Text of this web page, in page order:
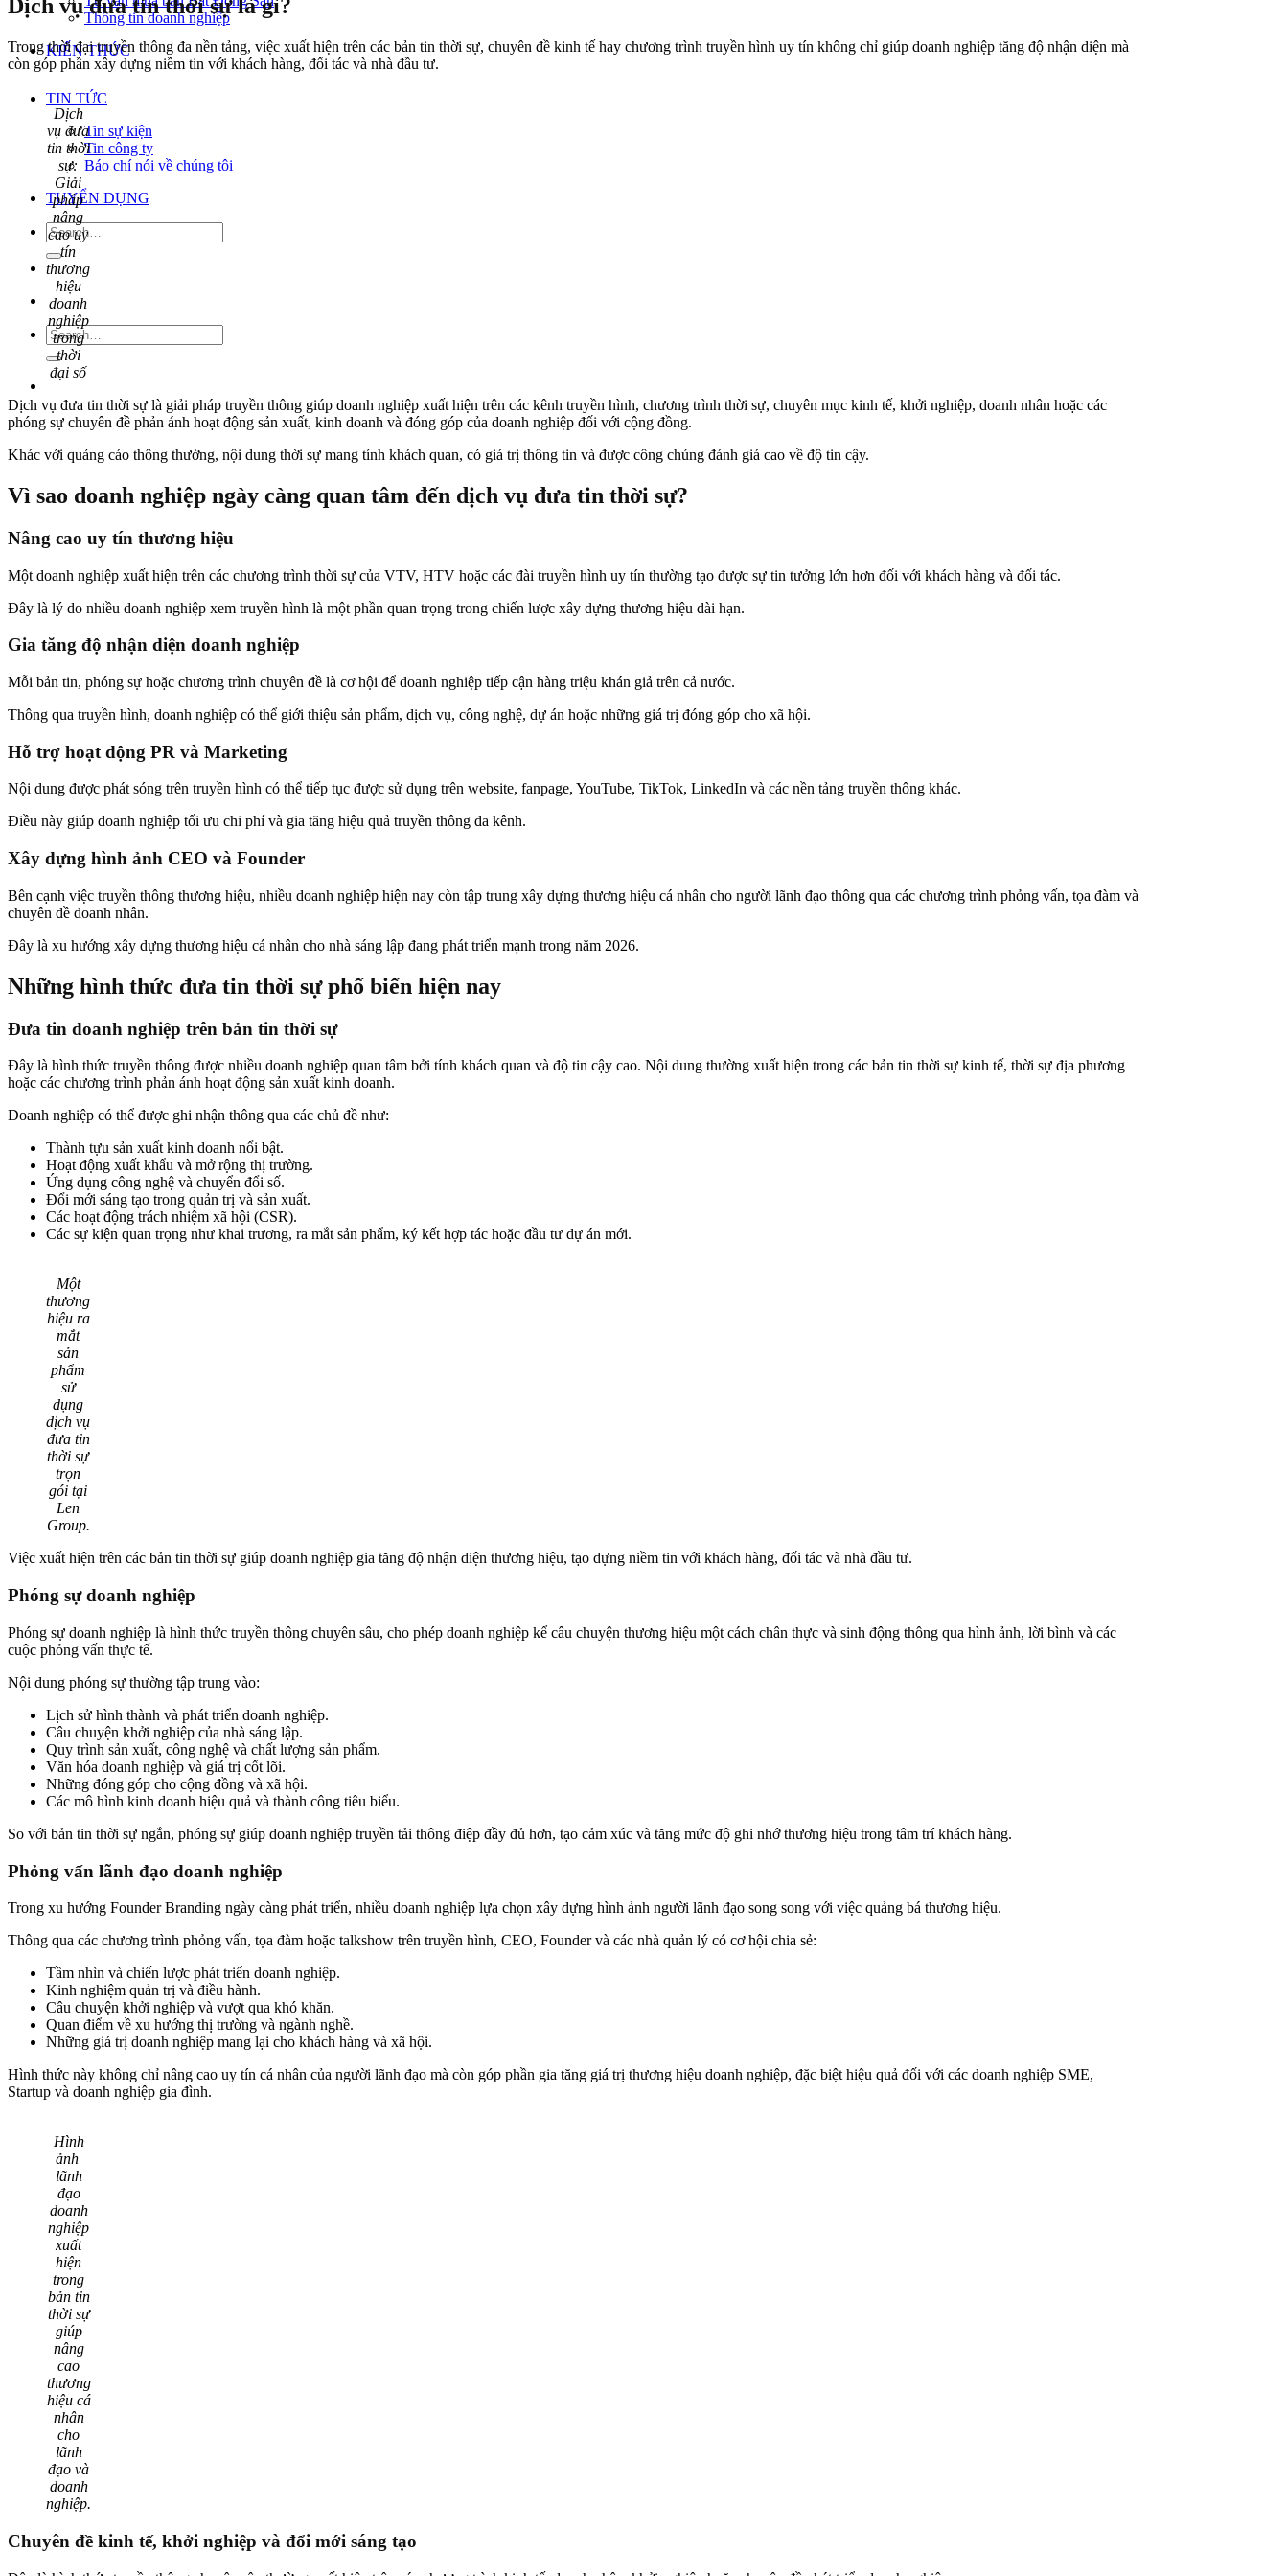
Thông tin doanh nghiệp
KIẾN THỨC
TIN TỨC
Tin sự kiện
Tin công ty
Báo chí nói về chúng tôi
TUYỂN DỤNG
Dịch vụ đưa tin thời sự là gì?
Trong thời đại truyền thông đa nền tảng, việc xuất hiện trên các bản tin thời sự, chuyên đề kinh tế hay chương trình truyền hình uy tín không chỉ giúp doanh nghiệp tăng độ nhận diện mà
còn góp phần xây dựng niềm tin với khách hàng, đối tác và nhà đầu tư.
Dịch
vụ đưa
tin thời
sự:
Giải
pháp
nâng
cao uy
tín
thương
hiệu
doanh
nghiệp
trong
thời
đại số
Dịch vụ đưa tin thời sự là giải pháp truyền thông giúp doanh nghiệp xuất hiện trên các kênh truyền hình, chương trình thời sự, chuyên mục kinh tế, khởi nghiệp, doanh nhân hoặc các
phóng sự chuyên đề phản ánh hoạt động sản xuất, kinh doanh và đóng góp của doanh nghiệp đối với cộng đồng.
Khác với quảng cáo thông thường, nội dung thời sự mang tính khách quan, có giá trị thông tin và được công chúng đánh giá cao về độ tin cậy.
Vì sao doanh nghiệp ngày càng quan tâm đến dịch vụ đưa tin thời sự?
Nâng cao uy tín thương hiệu
Một doanh nghiệp xuất hiện trên các chương trình thời sự của VTV, HTV hoặc các đài truyền hình uy tín thường tạo được sự tin tưởng lớn hơn đối với khách hàng và đối tác.
Đây là lý do nhiều doanh nghiệp xem truyền hình là một phần quan trọng trong chiến lược xây dựng thương hiệu dài hạn.
Gia tăng độ nhận diện doanh nghiệp
Mỗi bản tin, phóng sự hoặc chương trình chuyên đề là cơ hội để doanh nghiệp tiếp cận hàng triệu khán giả trên cả nước.
Thông qua truyền hình, doanh nghiệp có thể giới thiệu sản phẩm, dịch vụ, công nghệ, dự án hoặc những giá trị đóng góp cho xã hội.
Hỗ trợ hoạt động PR và Marketing
Nội dung được phát sóng trên truyền hình có thể tiếp tục được sử dụng trên website, fanpage, YouTube, TikTok, LinkedIn và các nền tảng truyền thông khác.
Điều này giúp doanh nghiệp tối ưu chi phí và gia tăng hiệu quả truyền thông đa kênh.
Xây dựng hình ảnh CEO và Founder
Bên cạnh việc truyền thông thương hiệu, nhiều doanh nghiệp hiện nay còn tập trung xây dựng thương hiệu cá nhân cho người lãnh đạo thông qua các chương trình phỏng vấn, tọa đàm và
chuyên đề doanh nhân.
Đây là xu hướng xây dựng thương hiệu cá nhân cho nhà sáng lập đang phát triển mạnh trong năm 2026.
Những hình thức đưa tin thời sự phổ biến hiện nay
Đưa tin doanh nghiệp trên bản tin thời sự
Đây là hình thức truyền thông được nhiều doanh nghiệp quan tâm bởi tính khách quan và độ tin cậy cao. Nội dung thường xuất hiện trong các bản tin thời sự kinh tế, thời sự địa phương
hoặc các chương trình phản ánh hoạt động sản xuất kinh doanh.
Doanh nghiệp có thể được ghi nhận thông qua các chủ đề như:
Thành tựu sản xuất kinh doanh nổi bật.
Hoạt động xuất khẩu và mở rộng thị trường.
Ứng dụng công nghệ và chuyển đổi số.
Đổi mới sáng tạo trong quản trị và sản xuất.
Các hoạt động trách nhiệm xã hội (CSR).
Các sự kiện quan trọng như khai trương, ra mắt sản phẩm, ký kết hợp tác hoặc đầu tư dự án mới.
Một
thương
hiệu ra
mắt
sản
phẩm
sử
dụng
dịch vụ
đưa tin
thời sự
trọn
gói tại
Len
Group.
Việc xuất hiện trên các bản tin thời sự giúp doanh nghiệp gia tăng độ nhận diện thương hiệu, tạo dựng niềm tin với khách hàng, đối tác và nhà đầu tư.
Phóng sự doanh nghiệp
Phóng sự doanh nghiệp là hình thức truyền thông chuyên sâu, cho phép doanh nghiệp kể câu chuyện thương hiệu một cách chân thực và sinh động thông qua hình ảnh, lời bình và các
cuộc phỏng vấn thực tế.
Nội dung phóng sự thường tập trung vào:
Lịch sử hình thành và phát triển doanh nghiệp.
Câu chuyện khởi nghiệp của nhà sáng lập.
Quy trình sản xuất, công nghệ và chất lượng sản phẩm.
Văn hóa doanh nghiệp và giá trị cốt lõi.
Những đóng góp cho cộng đồng và xã hội.
Các mô hình kinh doanh hiệu quả và thành công tiêu biểu.
So với bản tin thời sự ngắn, phóng sự giúp doanh nghiệp truyền tải thông điệp đầy đủ hơn, tạo cảm xúc và tăng mức độ ghi nhớ thương hiệu trong tâm trí khách hàng.
Phỏng vấn lãnh đạo doanh nghiệp
Trong xu hướng Founder Branding ngày càng phát triển, nhiều doanh nghiệp lựa chọn xây dựng hình ảnh người lãnh đạo song song với việc quảng bá thương hiệu.
Thông qua các chương trình phỏng vấn, tọa đàm hoặc talkshow trên truyền hình, CEO, Founder và các nhà quản lý có cơ hội chia sẻ:
Tầm nhìn và chiến lược phát triển doanh nghiệp.
Kinh nghiệm quản trị và điều hành.
Câu chuyện khởi nghiệp và vượt qua khó khăn.
Quan điểm về xu hướng thị trường và ngành nghề.
Những giá trị doanh nghiệp mang lại cho khách hàng và xã hội.
Hình thức này không chỉ nâng cao uy tín cá nhân của người lãnh đạo mà còn góp phần gia tăng giá trị thương hiệu doanh nghiệp, đặc biệt hiệu quả đối với các doanh nghiệp SME,
Startup và doanh nghiệp gia đình.
Hình
ảnh
lãnh
đạo
doanh
nghiệp
xuất
hiện
trong
bản tin
thời sự
giúp
nâng
cao
thương
hiệu cá
nhân
cho
lãnh
đạo và
doanh
nghiệp.
Chuyên đề kinh tế, khởi nghiệp và đổi mới sáng tạo